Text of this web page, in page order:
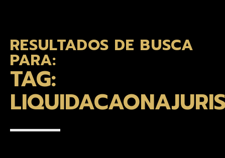
RESULTADOS DE BUSCA
PARA:
TAG: